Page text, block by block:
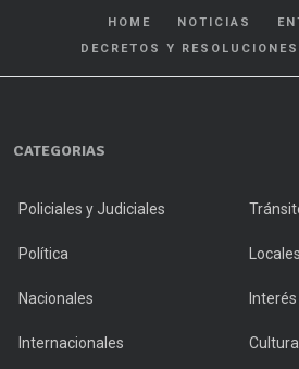
HOME NOTICIAS
DECRETOS Y RESOLUCIONES
CATEGORIAS
Policiales y Judiciales
Política Locales
Nacionales Interés
Internacionales